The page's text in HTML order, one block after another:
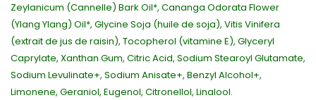
Zeylanicum (Cannelle) Bark Oil*, Cananga Odorata Flower
(Ylang Ylang) Oil*, Glycine Soja (huile de soja), Vitis Vinifera
(extrait de jus de raisin), Tocopherol (vitamine E), Glyceryl
Caprylate, Xanthan Gum, Citric Acid, Sodium Stearoyl Glutamate,
Sodium Levulinate+, Sodium Anisate+, Benzyl Alcohol+,
Limonene, Geraniol, Eugenol, Citronellol, Linalool.